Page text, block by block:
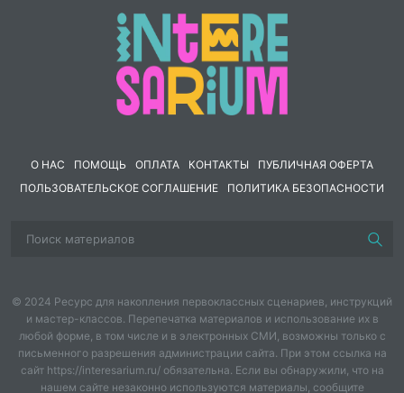
О НАС ПОМОЩЬ ОПЛАТА КОНТАКТЫ
ПУБЛИЧНАЯ ОФЕРТА
ПОЛЬЗОВАТЕЛЬСКОЕ СОГЛАШЕНИЕ
ПОЛИТИКА БЕЗОПАСНОСТИ
© 2024 Ресурс для накопления первоклассных сценариев, инструкций
и мастер-классов. Перепечатка материалов и использование их в
любой форме, в том числе и в электронных СМИ, возможны только с
письменного разрешения администрации сайта. При этом ссылка на
сайт https://interesarium.ru/ обязательна. Если вы обнаружили, что на
нашем сайте незаконно используются материалы, сообщите